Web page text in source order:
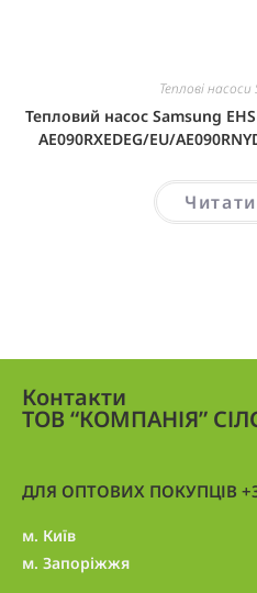
Теплові насоси
Тепловий насос Samsung
AE090RXEDEG/EU/
Контакти
ТОВ “КОМПАНІЯ”
ДЛЯ ОПТОВИХ ПОКУПЦІВ
м. Київ
м. Запоріжжя